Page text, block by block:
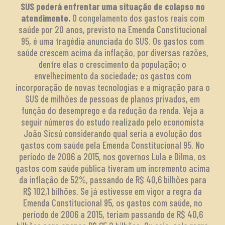
SUS poderá enfrentar uma situação de colapso no
atendimento.O congelamento dos gastos reais com
saúde por 20 anos, previsto na Emenda Constitucional
95, é uma tragédia anunciada do SUS. Os gastos com
saúde crescem acima da inflação, por diversas razões,
dentre elas o crescimento da população; o
envelhecimento da sociedade; os gastos com
incorporação de novas tecnologias e a migração para o
SUS de milhões de pessoas de planos privados, em
função do desemprego e da redução da renda. Veja a
seguir números do estudo realizado pelo economista
João Sicsú considerando qual seria a evolução dos
gastos com saúde pela Emenda Constitucional 95. No
período de 2006 a 2015, nos governos Lula e Dilma, os
gastos com saúde pública tiveram um incremento acima
da inflação de 52%, passando de R$ 40,6 bilhões para
R$ 102,1 bilhões. Se já estivesse em vigor a regra da
Emenda Constitucional 95, os gastos com saúde, no
período de 2006 a 2015, teriam passando de R$ 40,6